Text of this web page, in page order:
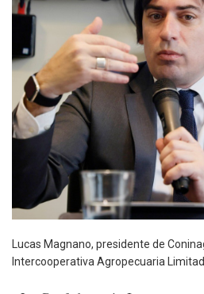
Lucas Magnano, presidente de
Intercooperativa Agropecuaria